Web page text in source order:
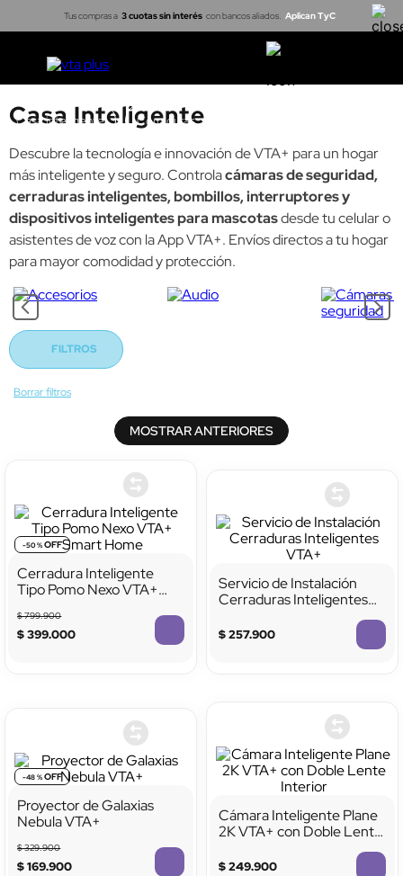
Tus compras a 3 cuotas sin interés con bancos aliados. Aplican TyC
Casa inteligente Cerraduras
Casa Inteligente
Descubre la tecnología e innovación de VTA+ para un hogar
más inteligente y seguro. Controlacámaras de seguridad,
cerraduras inteligentes, bombillos, interruptores y
dispositivos inteligentes para mascotasdesde tu celular o
asistentes de voz con la App VTA+. Envíos directos a tu hogar
para mayor comodidad y protección.
FILTROS
MOSTRAR ANTERIORES
-50 %
Cerradura Inteligente
Tipo Pomo Nexo VTA+
$799.900
$399.000
Servicio de Instalación
Cerraduras Inteligentes
$257.900
-48 %
Proyector de Galaxias
Nebula VTA+
$329.900
$169.900
Cámara Inteligente Plane
2K VTA+ con Doble Lente
$249.900